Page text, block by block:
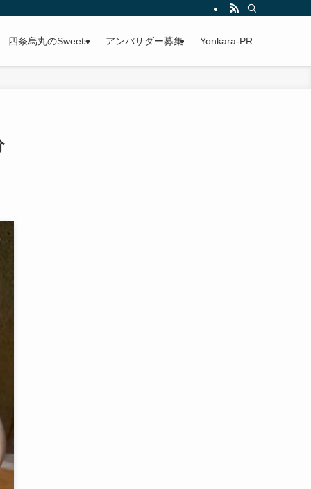
四条烏丸のSweets アンバサダー募集 Yonkara-PR